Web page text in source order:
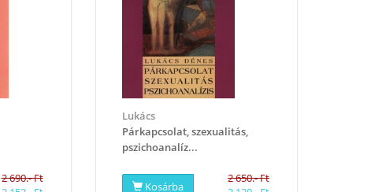
2 690.- Ft
Lukács
Párkapcsolat, szexualitás,
pszichoanalíz...
Kosárba
2 650.- Ft